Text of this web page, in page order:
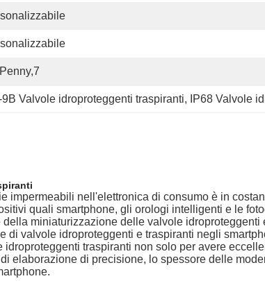
9B Valvole idroproteggenti traspiranti, IP68 Valvole
impermeabili nell'elettronica di consumo è in
quali smartphone, gli orologi intelligenti e le
miniaturizzazione delle valvole
di valvole idroproteggenti e traspiranti negli
traspiranti non solo per avere
elaborazione di precisione, lo spessore delle